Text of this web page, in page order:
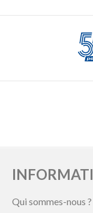
Qui sommes-nous ?